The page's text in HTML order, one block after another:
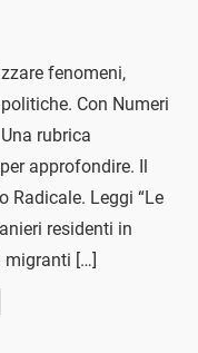
fenomeni,
Con Numeri
rubrica
approfondire. Il
Radicale. Leggi “Le
residenti in
migranti […]